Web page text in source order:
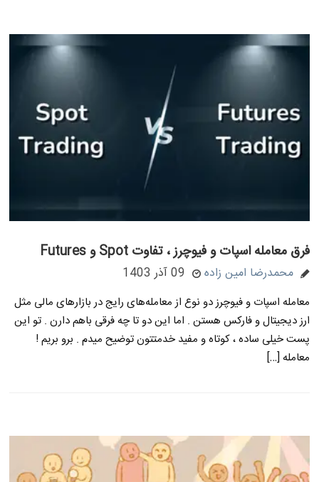
فرق معامله اسپات و فیوچرز ، تفاوت Spot و Futures
محمدرضا امین زاده 09 آذر 1403
معامله اسپات و فیوچرز دو نوع از معامله‌های رایج در بازارهای مالی مثل
ارز دیجیتال و فارکس هستن . اما این دو تا چه فرقی باهم دارن . تو این
پست خیلی ساده ، کوتاه و مفید خدمتتون توضیح میدم . برو بریم !
معامله […]